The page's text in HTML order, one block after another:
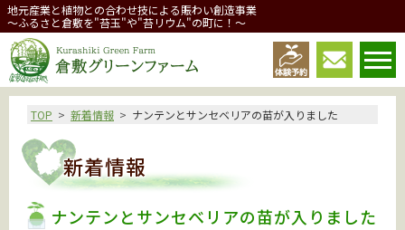
地元産業と植物との合わせ技による賑わい創造事業
～ふるさと倉敷を"苔玉"や"苔リウム"の町に！～
倉敷グリーンファーム
TOP 新着情報 ナンテンとサンセベリアの苗が入りました
新着情報
ナンテンとサンセベリアの苗が入りました